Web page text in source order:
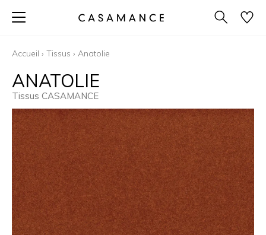
Accueil › Tissus › Anatolie
ANATOLIE
Tissus CASAMANCE